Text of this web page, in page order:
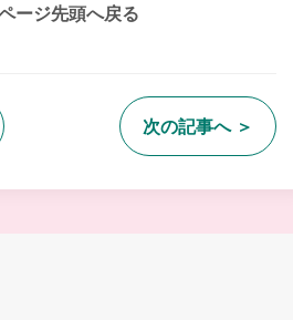
ージ先頭へ戻る
次の記事へ ＞